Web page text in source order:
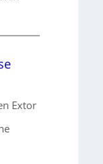
Extor